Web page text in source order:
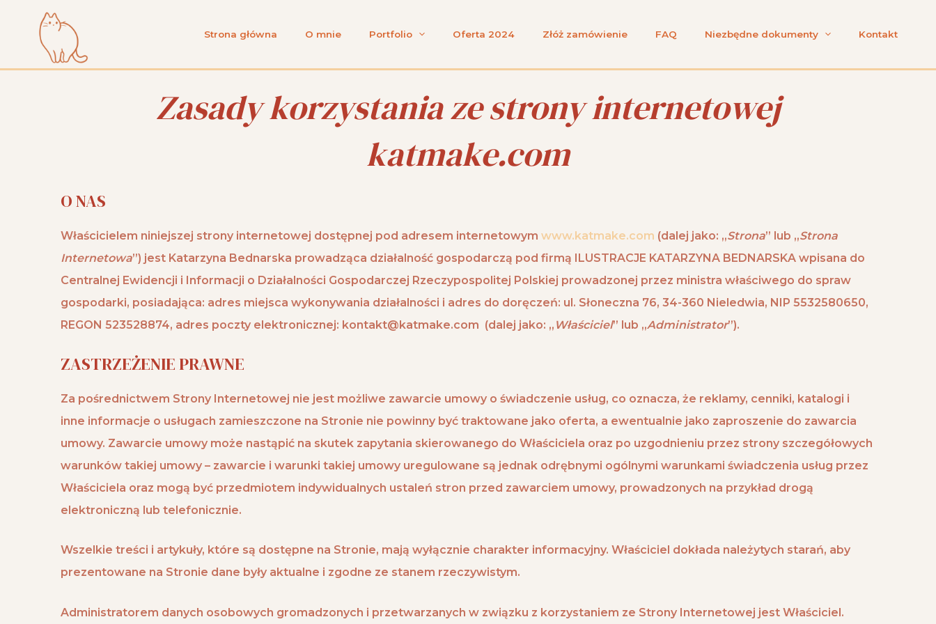
Strona główna O mnie Portfolio Oferta 2024 Złóż zamówienie FAQ Niezbędne dokumenty Kontakt
Zasady korzystania ze strony internetowej
katmake.com
O NAS
Właścicielem niniejszej strony internetowej dostępnej pod adresem internetowym www.katmake.com (dalej jako: „Strona” lub „Strona
Internetowa”) jest Katarzyna Bednarska prowadząca działalność gospodarczą pod firmą ILUSTRACJE KATARZYNA BEDNARSKA wpisana do
Centralnej Ewidencji i Informacji o Działalności Gospodarczej Rzeczypospolitej Polskiej prowadzonej przez ministra właściwego do spraw
gospodarki, posiadająca: adres miejsca wykonywania działalności i adres do doręczeń: ul. Słoneczna 76, 34-360 Nieledwia, NIP 5532580650,
REGON 523528874, adres poczty elektronicznej: kontakt@katmake.com (dalej jako: „ Właściciel” lub „Administrator”).
ZASTRZEŻENIE PRAWNE
Za pośrednictwem Strony Internetowej nie jest możliwe zawarcie umowy o świadczenie usług, co oznacza, że reklamy, cenniki, katalogi i
inne informacje o usługach zamieszczone na Stronie nie powinny być traktowane jako oferta, a ewentualnie jako zaproszenie do zawarcia
umowy. Zawarcie umowy może nastąpić na skutek zapytania skierowanego do Właściciela oraz po uzgodnieniu przez strony szczegółowych
warunków takiej umowy – zawarcie i warunki takiej umowy uregulowane są jednak odrębnymi ogólnymi warunkami świadczenia usług przez
Właściciela oraz mogą być przedmiotem indywidualnych ustaleń stron przed zawarciem umowy, prowadzonych na przykład drogą
elektroniczną lub telefonicznie.
Wszelkie treści i artykuły, które są dostępne na Stronie, mają wyłącznie charakter informacyjny. Właściciel dokłada należytych starań, aby
prezentowane na Stronie dane były aktualne i zgodne ze stanem rzeczywistym.
Administratorem danych osobowych gromadzonych i przetwarzanych w związku z korzystaniem ze Strony Internetowej jest Właściciel.